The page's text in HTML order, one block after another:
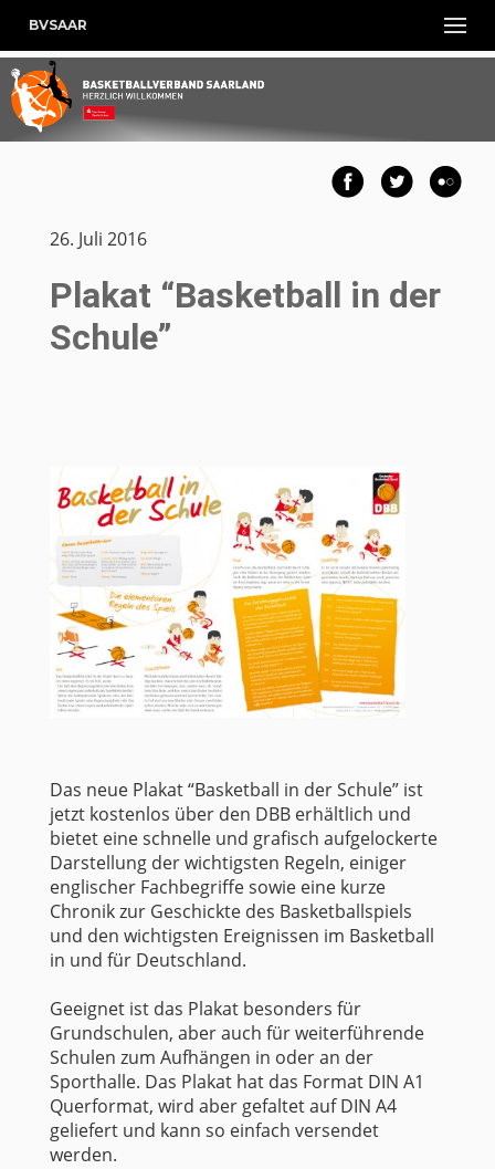
BVSAAR
26. Juli 2016
Plakat “Basketball in der
Schule”
Das neue Plakat “Basketball in der Schule” ist
jetzt kostenlos über den DBB erhältlich und
bietet eine schnelle und grafisch aufgelockerte
Darstellung der wichtigsten Regeln, einiger
englischer Fachbegriffe sowie eine kurze
Chronik zur Geschickte des Basketballspiels
und den wichtigsten Ereignissen im Basketball
in und für Deutschland.
Geeignet ist das Plakat besonders für
Grundschulen, aber auch für weiterführende
Schulen zum Aufhängen in oder an der
Sporthalle. Das Plakat hat das Format DIN A1
Querformat, wird aber gefaltet auf DIN A4
geliefert und kann so einfach versendet
werden.